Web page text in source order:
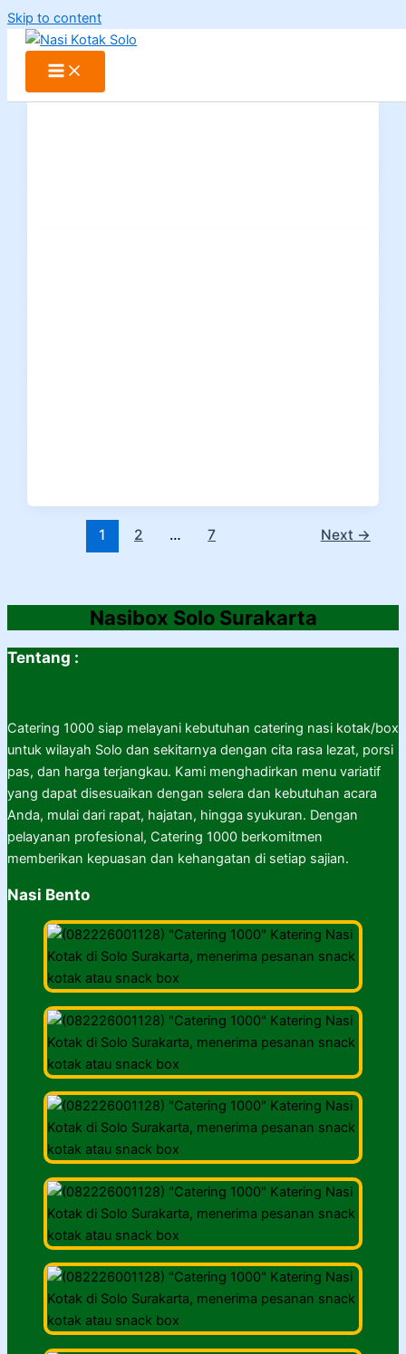
Skip to content
1 2 … 7 Next →
Nasibox Solo Surakarta
Tentang :
Catering 1000 siap melayani kebutuhan catering nasi kotak/box
untuk wilayah Solo dan sekitarnya dengan cita rasa lezat, porsi
pas, dan harga terjangkau. Kami menghadirkan menu variatif
yang dapat disesuaikan dengan selera dan kebutuhan acara
Anda, mulai dari rapat, hajatan, hingga syukuran. Dengan
pelayanan profesional, Catering 1000 berkomitmen
memberikan kepuasan dan kehangatan di setiap sajian.
Nasi Bento